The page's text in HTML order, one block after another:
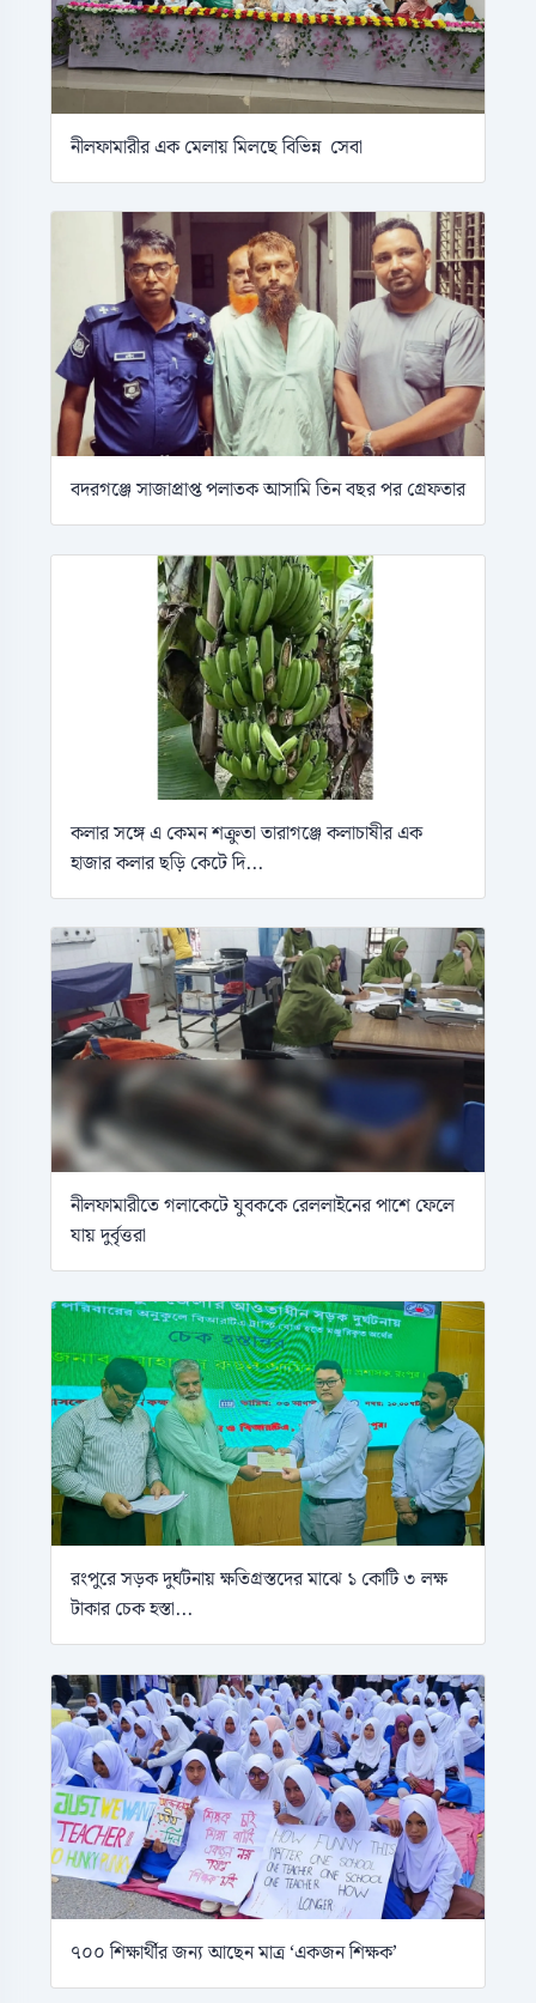
নীলফামারীর এক মেলায় মিলছে বিভিন্ন সেবা
বদরগঞ্জে সাজাপ্রাপ্ত পলাতক আসামি তিন বছর পর গ্রেফতার
কলার সঙ্গে এ কেমন শক্রুতা তারাগঞ্জে কলাচাষীর এক
হাজার কলার ছড়ি কেটে দি...
নীলফামারীতে গলাকেটে যুবককে রেললাইনের পাশে ফেলে
যায় দুর্বৃত্তরা
রংপুরে সড়ক দুর্ঘটনায় ক্ষতিগ্রস্তদের মাঝে ১ কোটি ৩ লক্ষ
টাকার চেক হস্তা...
৭০০ শিক্ষার্থীর জন্য আছেন মাত্র ‘একজন শিক্ষক’